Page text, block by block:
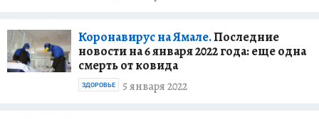
Коронавирус на Ямале.Последние
новости на 6 января 2022 года: еще одна
смерть от ковида
5 января 2022
ЗДОРОВЬЕ